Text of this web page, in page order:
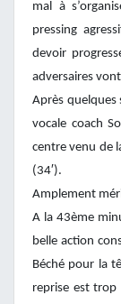
mal à
pressing
devoir
adversaires
Après quelques
vocale coach
centre venu de
(34′).
Amplement
A la 43ème
belle action
Béché pour la
reprise est